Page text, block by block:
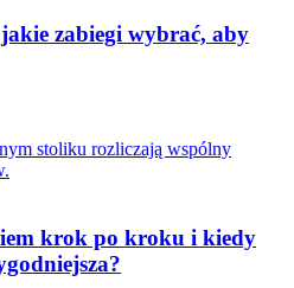
zabiegi wybrać, aby
krok po kroku i kiedy